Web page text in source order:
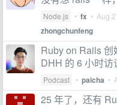
Node.js • fx • Aug
zhongchunfeng
Ruby on Rails
DHH 的 6 小时访
Podcast • paicha •
25 年了，还有